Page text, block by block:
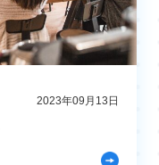
2023年09月13日